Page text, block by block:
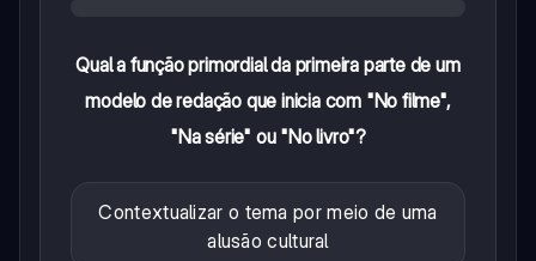
Qual a função primordial da primeira parte de um
modelo de redação que inicia com "No filme",
"Na série" ou "No livro"?
Contextualizar o tema por meio de uma
alusão cultural